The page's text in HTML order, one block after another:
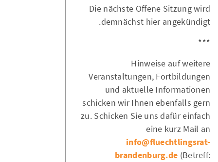
Die nächste Offene Sitzung wird
demnächst hier angekündigt.
***
Hinweise auf weitere
Veranstaltungen, Fortbildungen
und aktuelle Informationen
schicken wir Ihnen ebenfalls gern
zu. Schicken Sie uns dafür einfach
eine kurz Mail an
info@fluechtlingsrat-
brandenburg.de (Betreff: